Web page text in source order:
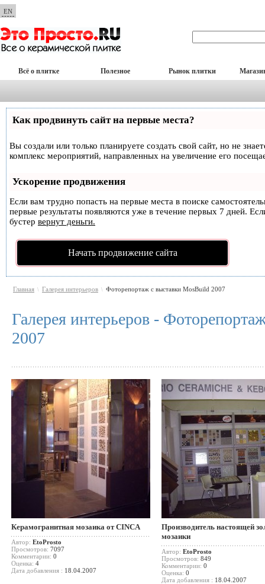
EN
Всё о плитке Полезное Рынок плитки
Как продвинуть сайт на первые места?
Вы создали или только планируете создать свой сайт, но не
комплекс мероприятий, направленных на увеличение его
Ускорение продвижения
Если вам трудно попасть на первые места в поиске
первые результаты появляются уже в течение первых 7 дней.
бустер вернут деньги.
Начать продвижение сайта
Главная \ Галерея интерьеров \ Фоторепортаж с выставки MosBuild 2007
Галерея интерьеров -
2007
Керамогранитная мозаика от CINCA
Автор: EtoProsto
Просмотров: 7097
Комментарии: 0
Оценка: 4
Дата добавления : 18.04.2007
Производитель настоящей
мозаики
Автор: EtoProsto
Просмотров: 849
Комментарии: 0
Оценка: 0
Дата добавления : 18.04.2007